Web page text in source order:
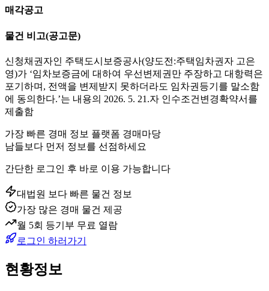
매각공고
물건 비고(공고문)
신청채권자인 주택도시보증공사(양도전:주택임차권자 고은
영)가 ‘임차보증금에 대하여 우선변제권만 주장하고 대항력은
포기하며, 전액을 변제받지 못하더라도 임차권등기를 말소함
에 동의한다.’는 내용의 2026. 5. 21.자 인수조건변경확약서를
제출함
가장 빠른 경매 정보 플랫폼 경매마당
남들보다 먼저 정보를 선점하세요
간단한 로그인 후 바로 이용 가능합니다
대법원 보다 빠른 물건 정보
가장 많은 경매 물건 제공
월 5회 등기부 무료 열람
로그인 하러가기
현황정보